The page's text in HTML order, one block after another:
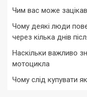
Чим вас може
Чому деякі люди
через кілька днів
Наскільки важливо
мотоцикла
Чому слід купувати